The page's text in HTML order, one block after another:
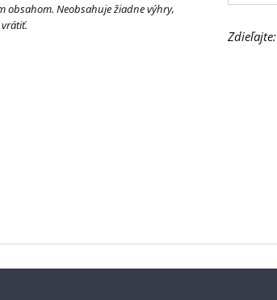
obsahom. Neobsahuje žiadne výhry,
Zdieľajte: